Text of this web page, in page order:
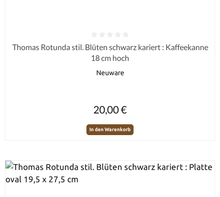
Durchschnittliche Bewertung von 0 von 5 Sternen
Thomas Rotunda stil. Blüten schwarz kariert : Kaffeekanne
18 cm hoch
Neuware
20,00 €
In den Warenkorb